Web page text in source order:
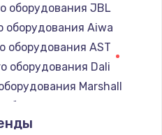
режимов конфорки
датчика
руб.
оборудования JBL
оборудования Aiwa
оборудования AST
оборудования Dali
Marshall
оборудования Supra